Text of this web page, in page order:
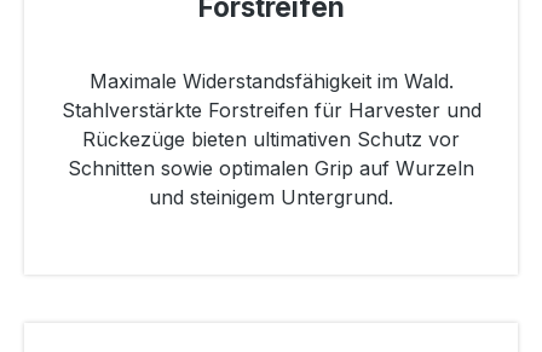
Forstreifen
Maximale Widerstandsfähigkeit im Wald.
Stahlverstärkte Forstreifen für Harvester und
Rückezüge bieten ultimativen Schutz vor
Schnitten sowie optimalen Grip auf Wurzeln
und steinigem Untergrund.